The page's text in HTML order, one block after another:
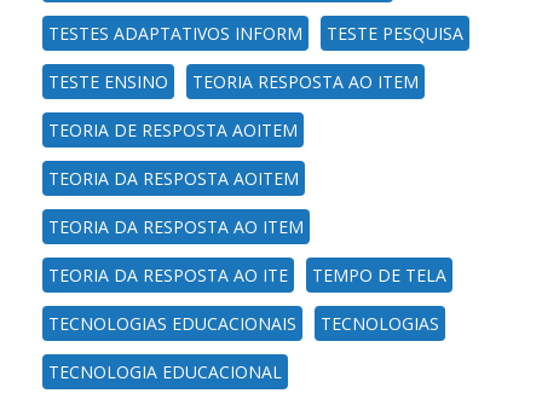
TESTES ADAPTATIVOS INFORM TESTE PESQUISA
TESTE ENSINO TEORIA RESPOSTA AO ITEM
TEORIA DE RESPOSTA AOITEM
TEORIA DA RESPOSTA AOITEM
TEORIA DA RESPOSTA AO ITEM
TEORIA DA RESPOSTA AO ITE TEMPO DE TELA
TECNOLOGIAS EDUCACIONAIS TECNOLOGIAS
TECNOLOGIA EDUCACIONAL